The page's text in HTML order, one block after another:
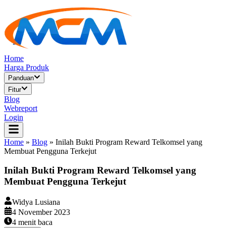
Home
Harga Produk
Panduan
Fitur
Blog
Webreport
Login
Home » Blog » Inilah Bukti Program Reward Telkomsel yang
Membuat Pengguna Terkejut
Inilah Bukti Program Reward Telkomsel yang
Membuat Pengguna Terkejut
Widya Lusiana
4 November 2023
4 menit baca